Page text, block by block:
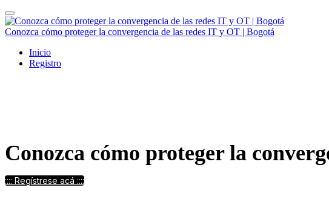
Conozca cómo proteger la convergencia de las redes IT y OT | Bogotá
Inicio
Registro
Conozca cómo proteger la
:::: Regístrese acá ::::